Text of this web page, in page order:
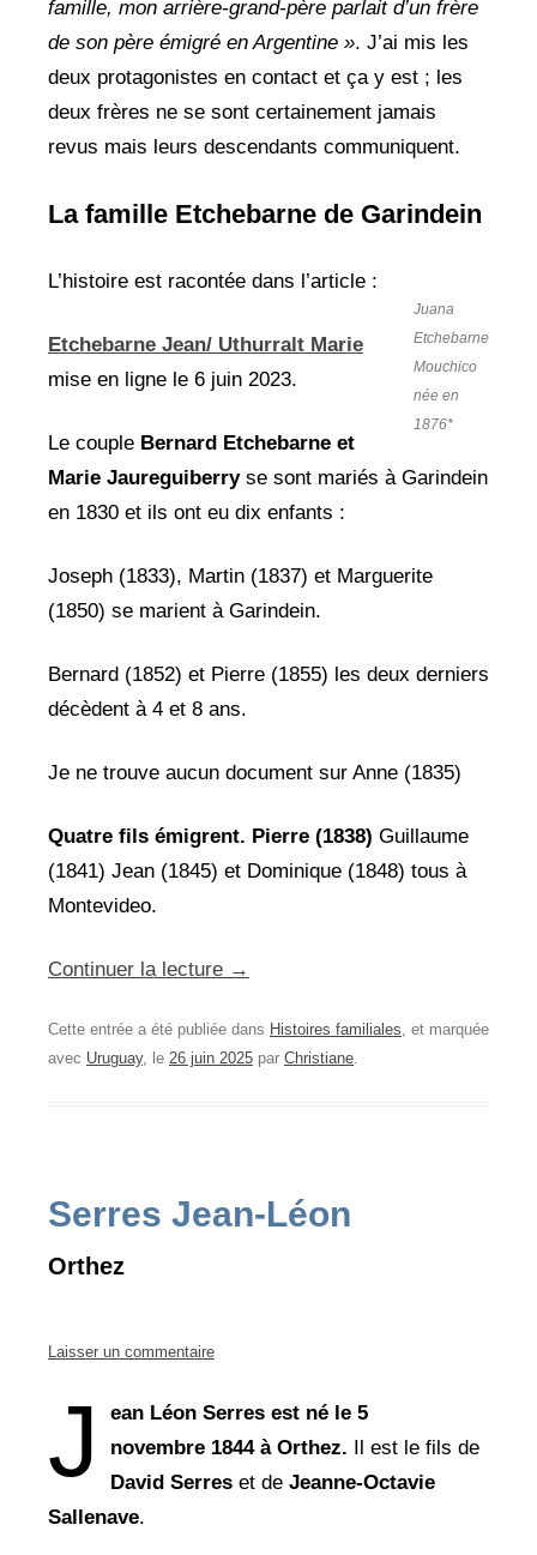
famille, mon arrière-grand-père parlait d’un frère
de son père émigré en Argentine ». J’ai mis les
deux protagonistes en contact et ça y est ; les
deux frères ne se sont certainement jamais
revus mais leurs descendants communiquent.
La famille Etchebarne de Garindein
Juana
Etchebarne
Mouchico
née en
1876*
L’histoire est racontée dans l’article :
Etchebarne Jean/ Uthurralt Marie
mise en ligne le 6 juin 2023.
Le couple Bernard Etchebarne et
Marie Jaureguiberryse sont mariés à Garindein
en 1830 et ils ont eu dix enfants :
Joseph (1833), Martin (1837) et Marguerite
(1850) se marient à Garindein.
Bernard (1852) et Pierre (1855) les deux derniers
décèdent à 4 et 8 ans.
Je ne trouve aucun document sur Anne (1835)
Quatre fils émigrent. Pierre (1838) Guillaume
(1841) Jean (1845) et Dominique (1848) tous à
Montevideo.
Continuer la lecture →
Cette entrée a été publiée dans Histoires familiales, et marquée
avec Uruguay, le 26 juin 2025 par Christiane.
Serres Jean-Léon
Orthez
Laisser un commentaire
J
ean Léon Serres est né le 5
novembre 1844 à Orthez. Il est le fils de
David Serreset de Jeanne-Octavie
Sallenave.